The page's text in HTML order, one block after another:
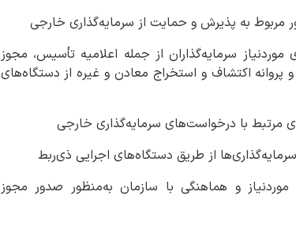
سرمایه‌گذاران از جمله اعلامیه تأسیس، مجوز
اکتشاف و استخراج معادن و غیره از دستگاه‌های
و هماهنگی با سازمان به‌منظور صدور مجوز